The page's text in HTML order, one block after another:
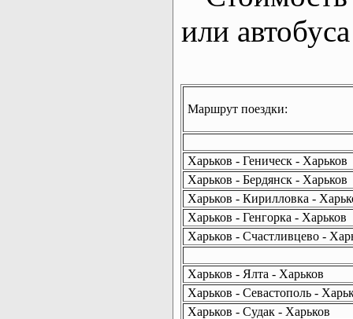
или
Маршрут поездки:
Харьков - Геническ - Харьков
Харьков - Бердянск - Харьков
Харьков - Кирилловка -
Харьков - Генгорка - Харьков
Харьков - Счастливцево -
Харьков - Ялта - Харьков
Харьков - Севастополь -
Харьков - Судак - Харьков